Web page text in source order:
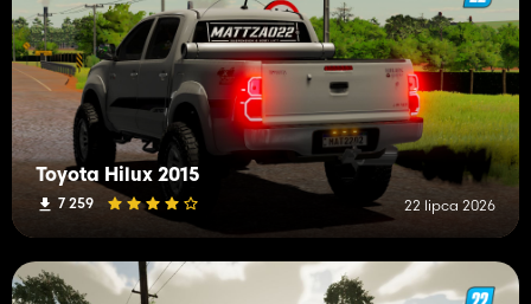
Toyota Hilux 2015
7 259 22 lipca 2026